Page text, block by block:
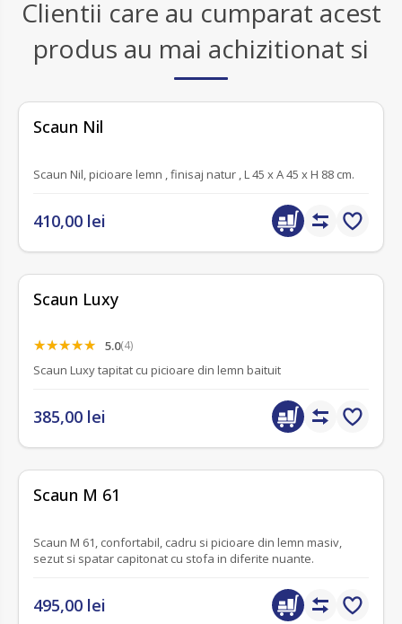
Clientii care au cumparat acest
produs au mai achizitionat si
Scaun Nil
Scaun Nil, picioare lemn , finisaj natur , L 45 x A 45 x H 88 cm.
410,00 lei
Scaun Luxy
5.0(4)
Scaun Luxy tapitat cu picioare din lemn baituit
385,00 lei
Scaun M 61
Scaun M 61, confortabil, cadru si picioare din lemn masiv,
sezut si spatar capitonat cu stofa in diferite nuante.
495,00 lei